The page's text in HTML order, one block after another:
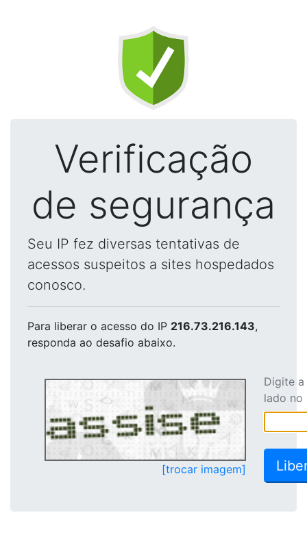
Verificação
de segurança
Seu IP fez diversas tentativas de
acessos suspeitos a sites hospedados
conosco.
Para liberar o acesso do IP 216.73.216.143,
responda ao desafio abaixo.
[trocar imagem]
Digite
lado no